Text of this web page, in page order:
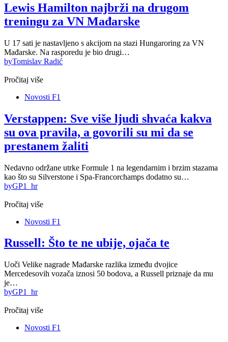
Lewis Hamilton najbrži na drugom
treningu za VN Mađarske
U 17 sati je nastavljeno s akcijom na stazi Hungaroring za VN
Mađarske. Na rasporedu je bio drugi…
byTomislav Radić
Pročitaj više
Novosti F1
Verstappen: Sve više ljudi shvaća kakva
su ova pravila, a govorili su mi da se
prestanem žaliti
Nedavno održane utrke Formule 1 na legendarnim i brzim stazama
kao što su Silverstone i Spa-Francorchamps dodatno su…
byGP1_hr
Pročitaj više
Novosti F1
Russell: Što te ne ubije, ojača te
Uoči Velike nagrade Mađarske razlika između dvojice
Mercedesovih vozača iznosi 50 bodova, a Russell priznaje da mu
je…
byGP1_hr
Pročitaj više
Novosti F1